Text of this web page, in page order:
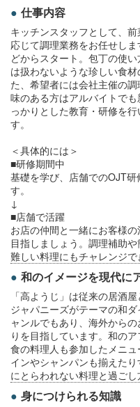
仕事内容
キッチンスタッフとして、
応じて調理業務をお任せし
どからスタート。包丁の使
は扱わないような珍しい食
た、希望者には会社主催の
味のある方はアルバイトで
っかりとした教育・研修を
す。
＜具体的には＞
■研修期間中
基礎を学び、店舗でのOJT
す。
↓
■店舗で活躍
お店の仲間と一緒にお客様
目指しましょう。調理補助
難しい料理にもチャレンジで
和のイメージを現代に
「高ようじ」は従来の居酒
ジャパニーズがテーマの和
ャンルでもあり、海外から
りを目指しています。和の
食の料理人も参加したメニ
インやシャンパンも揃えた
にとらわれない料理と過ごし
身につけられる知識